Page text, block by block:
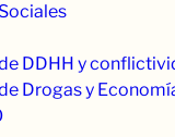
DDHH y
Drogas y